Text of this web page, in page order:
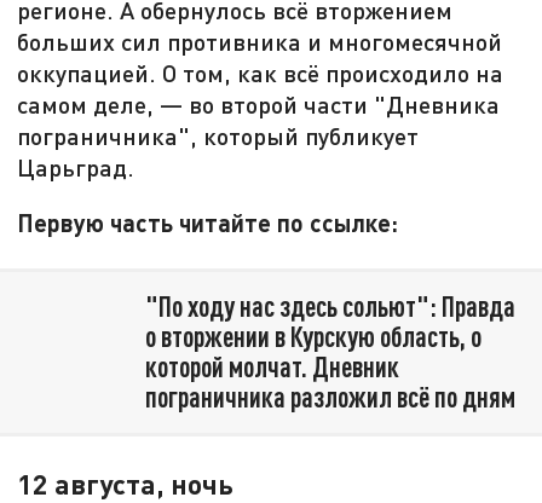
регионе. А обернулось всё вторжением
больших сил противника и многомесячной
оккупацией. О том, как всё происходило на
самом деле, — во второй части "Дневника
пограничника", который публикует
Царьград.
Первую часть читайте по ссылке:
"По ходу нас здесь сольют": Правда
о вторжении в Курскую область, о
которой молчат. Дневник
пограничника разложил всё по дням
12 августа, ночь